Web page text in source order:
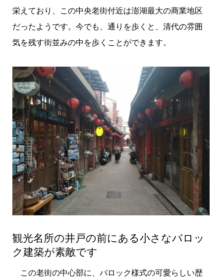
栄えており、この中央老街付近は澎湖最大の商業地区
だったようです。今でも、通りを歩くと、清代の雰囲
気を残す街並みの中を歩くことができます。
観光名所の井戸の前にある小さなバロッ
ク建築が素敵です
この老街の中心部に、バロック様式の可愛らしい歴